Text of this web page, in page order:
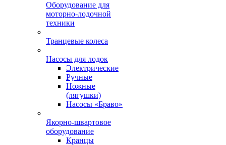
Оборудование для
моторно-лодочной
техники
Транцевые колеса
Насосы для лодок
Электрические
Ручные
Ножные
(лягушки)
Насосы «Браво»
Якорно-швартовое
оборудование
Кранцы